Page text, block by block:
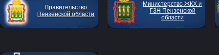
Правительство
Пензенской области
Министерство ЖКХ и
ГЗН Пензенской
области